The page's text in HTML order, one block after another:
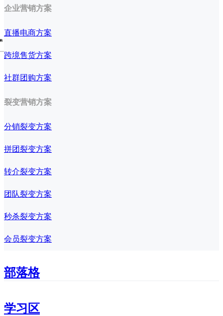
企业营销方案
直播电商方案
跨境售货方案
社群团购方案
裂变营销方案
分销裂变方案
拼团裂变方案
转介裂变方案
团队裂变方案
秒杀裂变方案
会员裂变方案
部落格
学习区